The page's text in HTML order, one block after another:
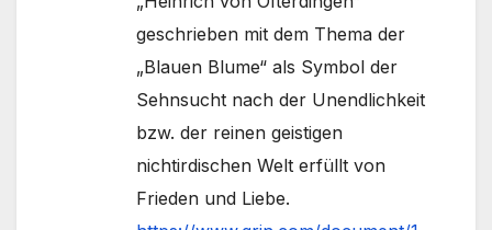
geschrieben mit dem Thema der
„Blauen Blume“ als Symbol der
Sehnsucht nach der Unendlichkeit
bzw. der reinen geistigen
nichtirdischen Welt erfüllt von
Frieden und Liebe.